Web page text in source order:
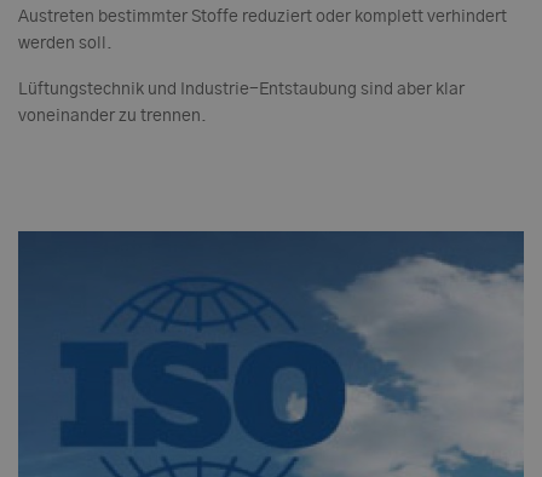
Austreten bestimmter Stoffe reduziert oder komplett verhindert
werden soll.
Lüftungstechnik und Industrie-Entstaubung sind aber klar
voneinander zu trennen.